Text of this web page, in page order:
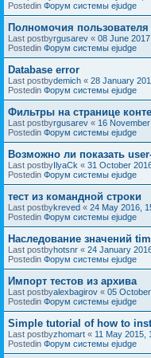
Postedin Форум системы ejudge
Полномочия
Last postbyrgusarev « 08 June
Postedin Форум системы ejudge
Database error
Last postbydemich « 28 January
Postedin Форум системы ejudge
Фильтры на странице
Last postbyrgusarev « 16
Postedin Форум системы ejudge
Возможно ли показать
Last postbyIlyaCk « 31 October
Postedin Форум системы ejudge
тест из командной строки
Last postbykreved « 24 May 2016,
Postedin Форум системы ejudge
Наследование значений
Last postbyhotsnr « 24 January
Postedin Форум системы ejudge
Импорт тестов из архива
Last postbyalexbagirov « 05
Postedin Форум системы ejudge
Simple tutorial of how to
Last postbyzhomart « 11 May 2015,
Postedin Форум системы ejudge